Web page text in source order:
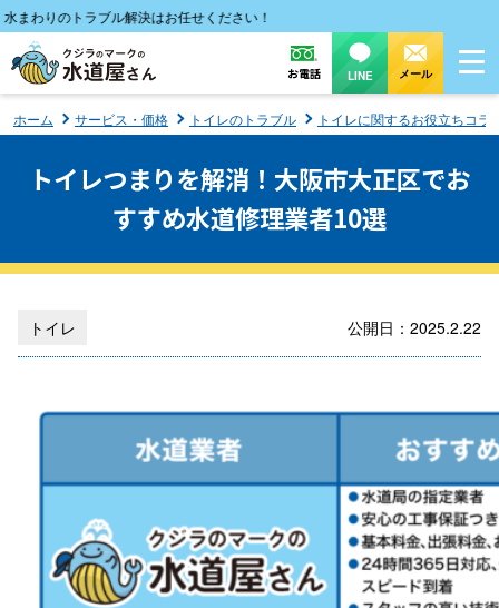
りのトラブル解決はお任せください！
お電話 LINE メール
ホーム サービス・価格 トイレのトラブル トイレに関するお役立ちコラ
トイレつまりを解消！大阪市大正区でお
すすめ水道修理業者10選
トイレ 公開日：2025.2.22